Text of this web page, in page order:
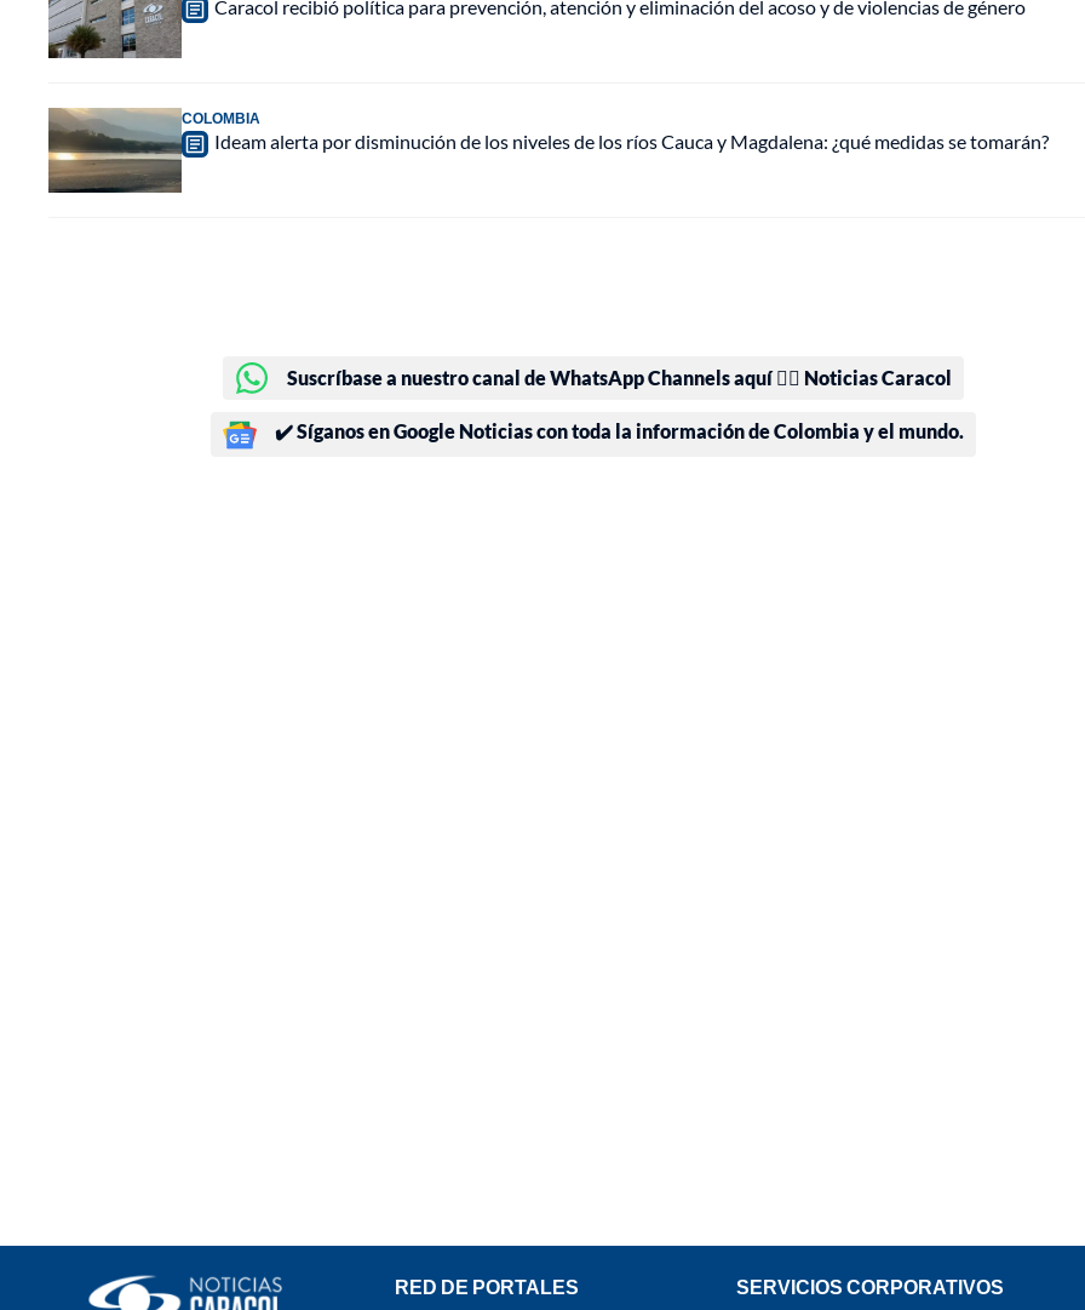
Caracol recibió política para prevención, atención y eliminación del acoso y de violencias de género
COLOMBIA
Ideam alerta por disminución de los niveles de los ríos Cauca y Magdalena: ¿qué medidas se tomarán?
Suscríbase a nuestro canal de WhatsApp Channels aquí 👉🏻 Noticias Caracol
✔️ Síganos en Google Noticias con toda la información de Colombia y el mundo.
RED DE PORTALES SERVICIOS CORPORATIVOS